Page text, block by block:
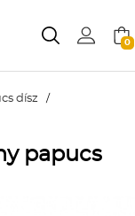
0
dísz /
papucs